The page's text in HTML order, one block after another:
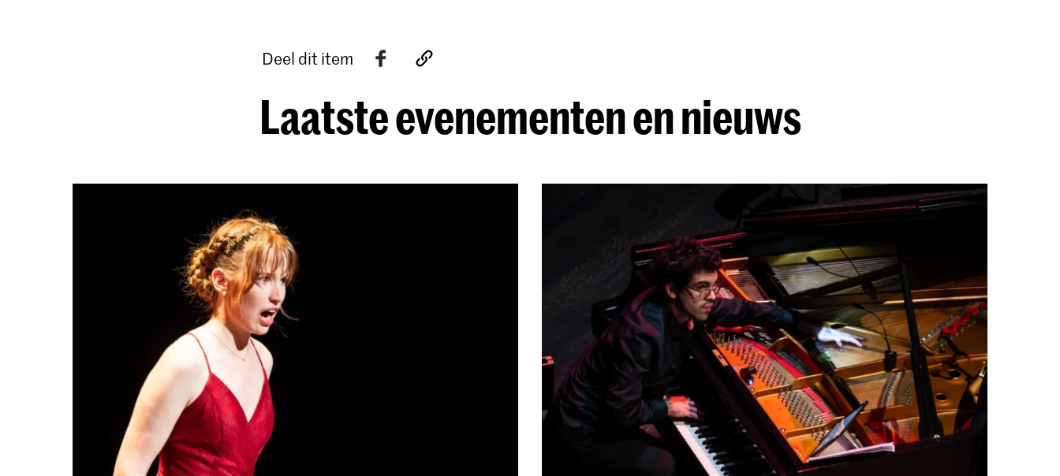
Deel dit item
Laatste evenementen en nieuws